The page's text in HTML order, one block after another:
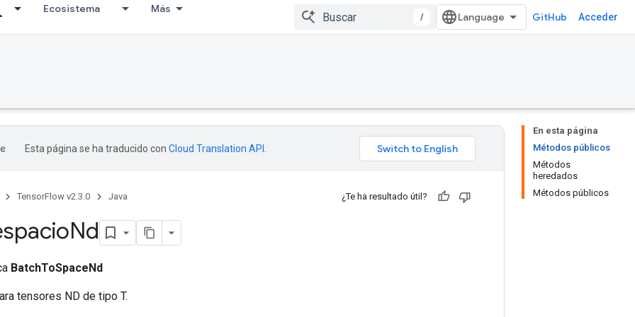
Ecosistema Más
/ GitHub Acceder
En esta página
Métodos públicos
Métodos
heredados
Métodos públicos
Esta página se ha traducido con Cloud Translation API
TensorFlow v2.3.0 Java ¿Te ha resultado útil?
Nd
BatchToSpaceNd
tensores ND de tipo T.